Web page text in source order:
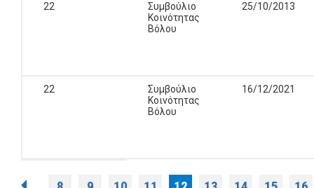
22
Συμβούλιο
Κοινότητας
Βόλου
25/10/2013
22
Συμβούλιο
Κοινότητας
Βόλου
16/12/2021